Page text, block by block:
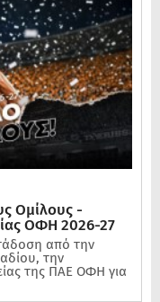
Ομίλους -
ΟΦΗ 2026-27
από την
την
της ΠΑΕ ΟΦΗ για